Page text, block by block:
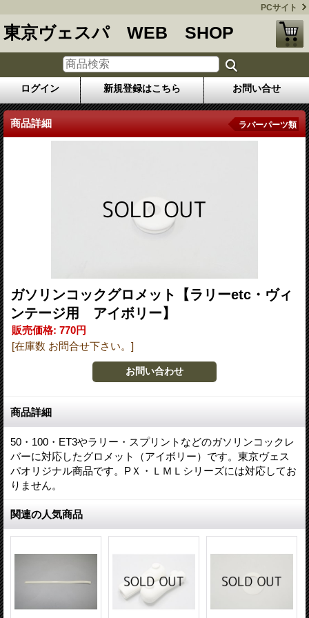
PCサイト
東京ヴェスパ WEB SHOP
ログイン 新規登録はこちら お問い合せ
商品詳細 ラバーパーツ類
ガソリンコックグロメット【ラリーetc・ヴィ
ンテージ用 アイボリー】
販売価格: 770円
[在庫数 お問合せ下さい。]
商品詳細
50・100・ET3やラリー・スプリントなどのガソリンコックレ
バーに対応したグロメット（アイボリー）です。東京ヴェス
パオリジナル商品です。PＸ・ＬＭＬシリーズには対応してお
りません。
関連の人気商品